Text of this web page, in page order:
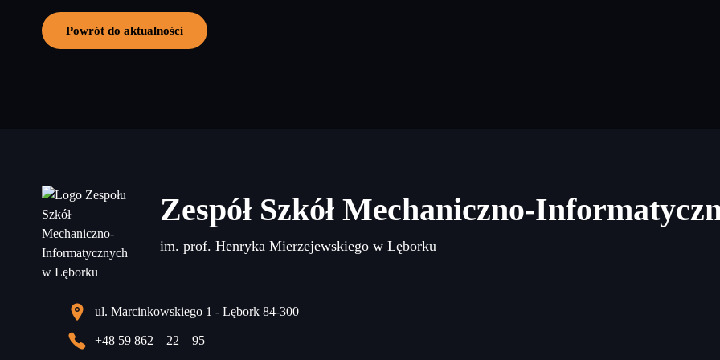
Powrót do aktualności
Zespół Szkół Mechaniczno-
im. prof. Henryka Mierzejewskiego w Lęborku
ul. Marcinkowskiego 1 - Lębork 84-300
+48 59 862 – 22 – 95